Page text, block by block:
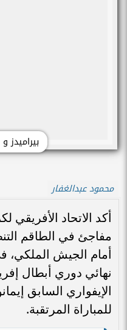
محمود عبدالغفار
أكد الاتحاد
مفاجئ في الطاقم
أمام الجيش الملكي،
نهائي دوري أبطال
الإيفواري السابق
للمباراة المرتقبة.